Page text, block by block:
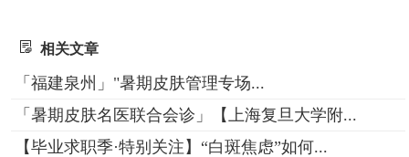
相关文章
「福建泉州」"暑期皮肤管理专场...
「暑期皮肤名医联合会诊」【上海复旦大学附...
【毕业求职季·特别关注】“白斑焦虑”如何...